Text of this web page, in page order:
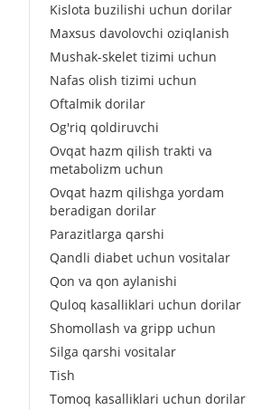
Kislota buzilishi uchun dorilar
Maxsus davolovchi oziqlanish
Mushak-skelet tizimi uchun
Nafas olish tizimi uchun
Oftalmik dorilar
Og'riq qoldiruvchi
Ovqat hazm qilish trakti va
metabolizm uchun
Ovqat hazm qilishga yordam
beradigan dorilar
Parazitlarga qarshi
Qandli diabet uchun vositalar
Qon va qon aylanishi
Quloq kasalliklari uchun dorilar
Shomollash va gripp uchun
Silga qarshi vositalar
Tish
Tomoq kasalliklari uchun dorilar